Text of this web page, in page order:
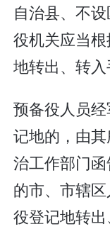
自治县、不
役机关应当
地转出、转入
预备役人员
记地的，由
治工作部门
的市、市辖
役登记地转出